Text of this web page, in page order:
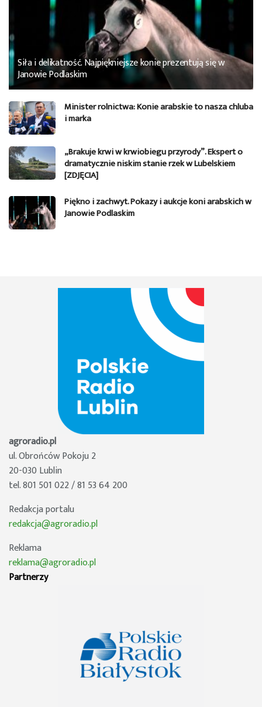
Siła i delikatność. Najpiękniejsze konie prezentują się w
Janowie Podlaskim
Minister rolnictwa: Konie arabskie to nasza chluba
i marka
„Brakuje krwi w krwiobiegu przyrody”. Ekspert o
dramatycznie niskim stanie rzek w Lubelskiem
[ZDJĘCIA]
Piękno i zachwyt. Pokazy i aukcje koni arabskich w
Janowie Podlaskim
agroradio.pl
ul. Obrońców Pokoju 2
20-030 Lublin
tel. 801 501 022 / 81 53 64 200
Redakcja portalu
redakcja@agroradio.pl
Reklama
reklama@agroradio.pl
Partnerzy